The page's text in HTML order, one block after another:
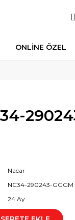
ONLİNE ÖZEL
Nacar
NC34-290243-GGGM
24 Ay